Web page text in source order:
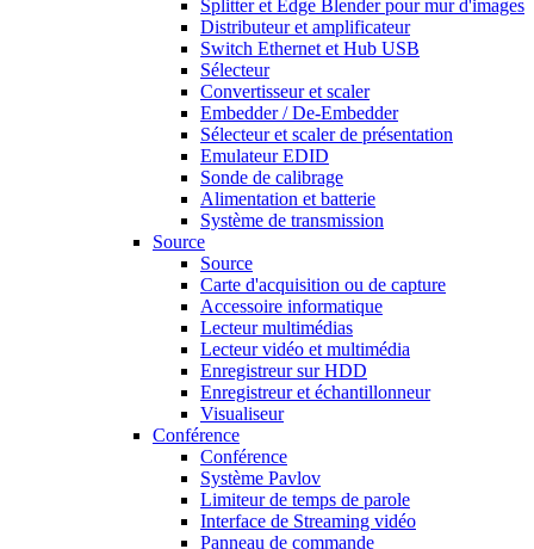
Splitter et Edge Blender pour mur d'images
Distributeur et amplificateur
Switch Ethernet et Hub USB
Sélecteur
Convertisseur et scaler
Embedder / De-Embedder
Sélecteur et scaler de présentation
Emulateur EDID
Sonde de calibrage
Alimentation et batterie
Système de transmission
Source
Source
Carte d'acquisition ou de capture
Accessoire informatique
Lecteur multimédias
Lecteur vidéo et multimédia
Enregistreur sur HDD
Enregistreur et échantillonneur
Visualiseur
Conférence
Conférence
Système Pavlov
Limiteur de temps de parole
Interface de Streaming vidéo
Panneau de commande